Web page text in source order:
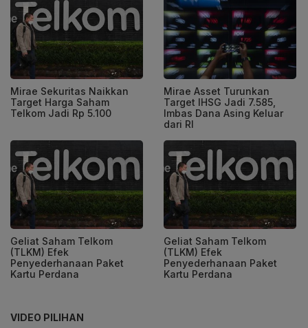
Mirae Sekuritas Naikkan
Target Harga Saham
Telkom Jadi Rp 5.100
Mirae Asset Turunkan
Target IHSG Jadi 7.585,
Imbas Dana Asing Keluar
dari RI
Geliat Saham Telkom
(TLKM) Efek
Penyederhanaan Paket
Kartu Perdana
Geliat Saham Telkom
(TLKM) Efek
Penyederhanaan Paket
Kartu Perdana
VIDEO PILIHAN